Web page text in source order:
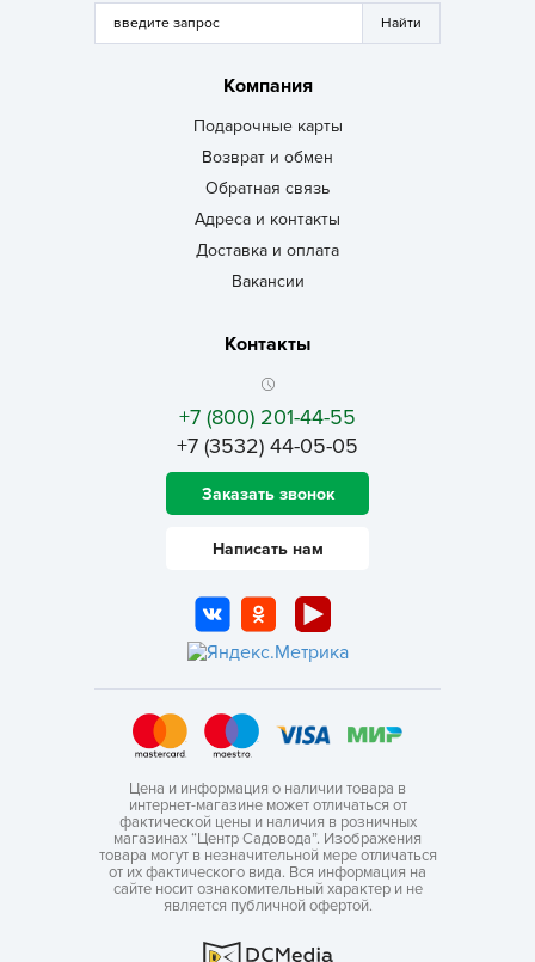
Компания
Подарочные карты
Возврат и обмен
Обратная связь
Адреса и контакты
Доставка и оплата
Вакансии
Контакты
+7 (800) 201-44-55
+7 (3532) 44-05-05
Заказать звонок
Написать нам
Цена и информация о наличии товара в
интернет-магазине может отличаться от
фактической цены и наличия в розничных
магазинах “Центр Садовода”. Изображения
товара могут в незначительной мере отличаться
от их фактического вида. Вся информация на
сайте носит ознакомительный характер и не
является публичной офертой.